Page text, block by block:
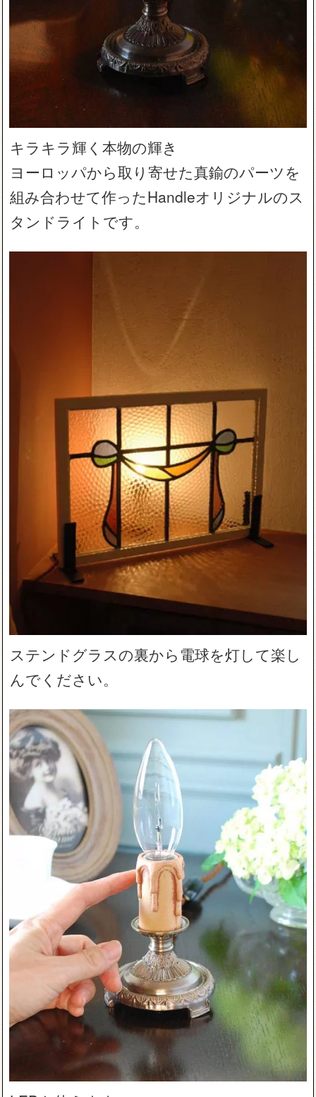
キラキラ輝く本物の輝き
ヨーロッパから取り寄せた真鍮のパーツを
組み合わせて作ったHandleオリジナルのス
タンドライトです。
ステンドグラスの裏から電球を灯して楽し
んでください。